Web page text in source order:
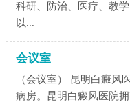
科研、防治、医疗、教
以...
会议室
（会议室） 昆明白癜风
病房。昆明白癜风医院